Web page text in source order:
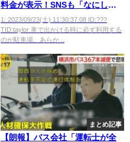
料金が表示！SNSも「なにした
んすか…」と話題にwwww
1: 2023/09/23(土) 11:30:37.08 ID:???
TID:taylor 車で出かける時に必ず利用する
のが駐車場。あらか...
まとめ記事
【朗報】バス会社「運転士が全